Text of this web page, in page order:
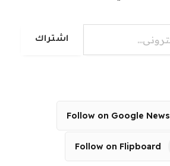
اشتراك
Follow on Google News
Follow on Flipboard